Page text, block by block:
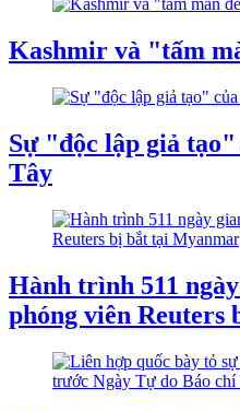
Kashmir và "tấm
Sự "độc lập giả
Tây
Hành trình 511
phóng viên